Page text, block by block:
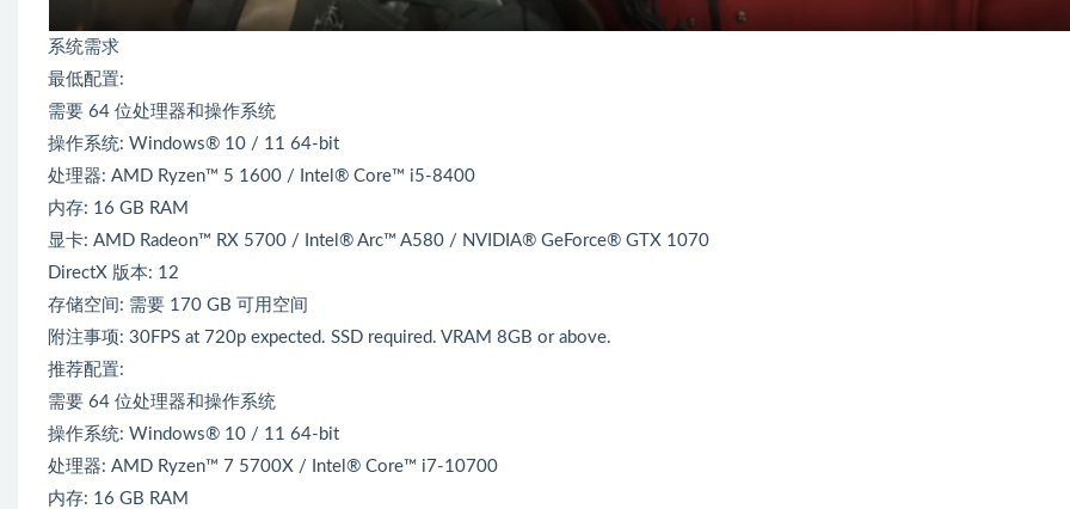
系统需求
最低配置:
需要 64 位处理器和操作系统
操作系统: Windows® 10 / 11 64-bit
处理器: AMD Ryzen™ 5 1600 / Intel® Core™ i5-8400
内存: 16 GB RAM
显卡: AMD Radeon™ RX 5700 / Intel® Arc™ A580 / NVIDIA® GeForce® GTX 1070
DirectX 版本: 12
存储空间: 需要 170 GB 可用空间
附注事项: 30FPS at 720p expected. SSD required. VRAM 8GB or above.
推荐配置:
需要 64 位处理器和操作系统
操作系统: Windows® 10 / 11 64-bit
处理器: AMD Ryzen™ 7 5700X / Intel® Core™ i7-10700
内存: 16 GB RAM